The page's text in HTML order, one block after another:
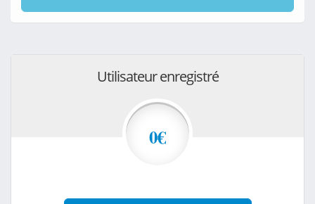
Utilisateur enregistré
0€